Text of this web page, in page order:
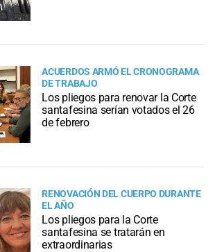
ACUERDOS ARMÓ EL CRONOGRAMA
DE TRABAJO
Los pliegos para renovar la Corte
santafesina serían votados el 26
de febrero
RENOVACIÓN DEL CUERPO DURANTE
EL AÑO
Los pliegos para la Corte
santafesina se tratarán en
extraordinarias